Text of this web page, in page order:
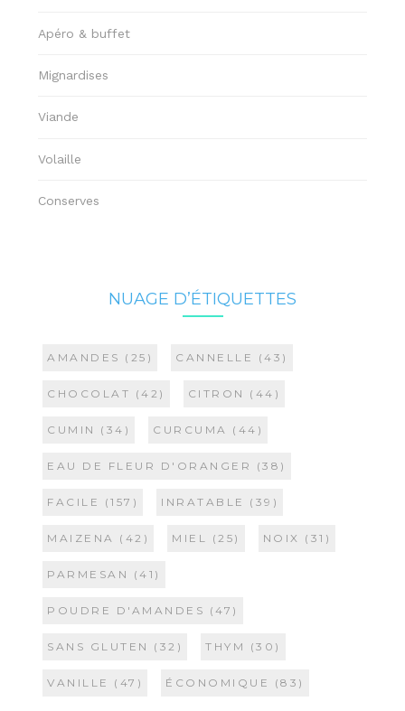
Apéro & buffet
Mignardises
Viande
Volaille
Conserves
NUAGE D’ÉTIQUETTES
AMANDES (25) CANNELLE (43)
CHOCOLAT (42) CITRON (44)
CUMIN (34) CURCUMA (44)
EAU DE FLEUR D'ORANGER (38)
FACILE (157) INRATABLE (39)
MAIZENA (42) MIEL (25) NOIX (31)
PARMESAN (41)
POUDRE D'AMANDES (47)
SANS GLUTEN (32) THYM (30)
VANILLE (47) ÉCONOMIQUE (83)